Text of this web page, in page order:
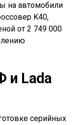
на автомобили
K40,
от 2 749 000
и Lada
серийных